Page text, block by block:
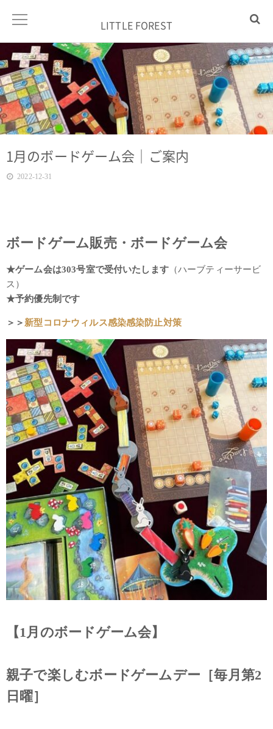
LITTLE FOREST
1月のボードゲーム会｜ご案内
2022-12-31
ボードゲーム販売・ボードゲーム会
★ゲーム会は303号室で受付いたします（ハーブティーサービ
ス）
★予約優先制です
＞＞ 新型コロナウィルス感染感染防止対策
【1月のボードゲーム会】
親子で楽しむボードゲームデー［毎月第2
日曜］